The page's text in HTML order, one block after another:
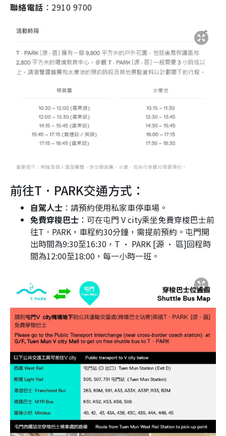
聯絡電話 ：2910 9700
前往T．PARK交通方式：
自駕人士 ：請預約使用私家車停車場。
免費穿梭巴士 ：可在屯門 V city乘坐免費穿梭巴士前
往T．PARK，車程約30分鐘，需提前預約。屯門開
出時間為9:30至16:30，T · PARK [源 · 區]回程時
間為12:00至18:00，每一小時一班。